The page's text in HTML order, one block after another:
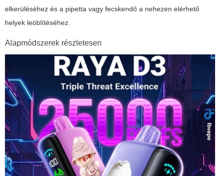
elkerüléséhez és a pipetta vagy fecskendő a nehezen elérhető
helyek leöblítéséhez.
Alapmódszerek részletesen